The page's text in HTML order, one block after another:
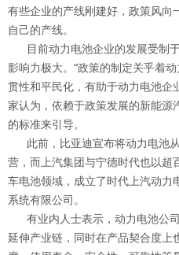
有些企业的产线刚建好，政策风向
自己的产线。
目前动力电池企业的发展受制
影响力极大。“政策的制定关乎着
贯性和平民化，有助于动力电池企
家认为，依赖于政策发展的新能源
的标准来引导。
此前，比亚迪宣布将动力电池
营，而上汽集团与宁德时代也以
车电池领域，成立了时代上汽动
系统有限公司。
有业内人士表示，动力电池公
延伸产业链，同时在产品契合度上